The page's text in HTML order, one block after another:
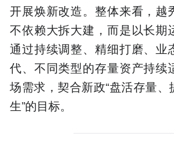
开展焕新改造。整体来看，越
不依赖大拆大建，而是以长期
通过持续调整、精细打磨、业
代、不同类型的存量资产持续
场需求，契合新政“盘活存量
生”的目标。